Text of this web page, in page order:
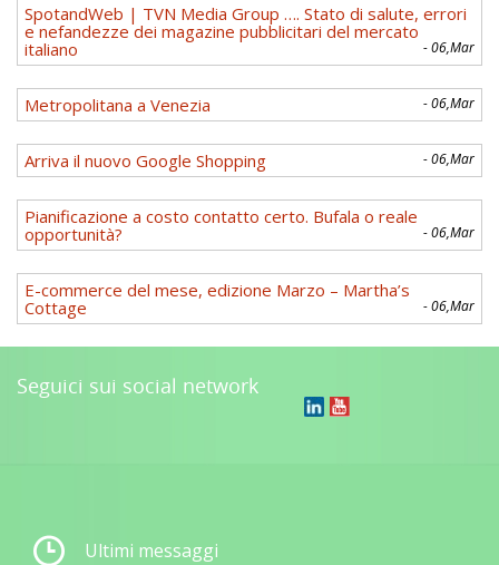
SpotandWeb | TVN Media Group …. Stato di salute, errori
e nefandezze dei magazine pubblicitari del mercato
italiano
- 06,Mar
Metropolitana a Venezia - 06,Mar
Arriva il nuovo Google Shopping - 06,Mar
Pianificazione a costo contatto certo. Bufala o reale
opportunità?
- 06,Mar
E-commerce del mese, edizione Marzo – Martha’s
Cottage
- 06,Mar
Seguici sui social network
Ultimi messaggi